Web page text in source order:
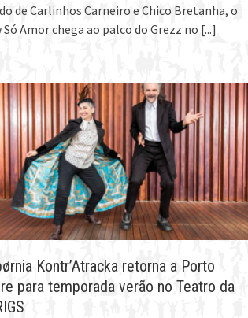
de Carlinhos Carneiro e Chico Bretanha, o
Só Amor chega ao palco do Grezz no [...]
Kontr’Atracka retorna a Porto
para temporada verão no Teatro da